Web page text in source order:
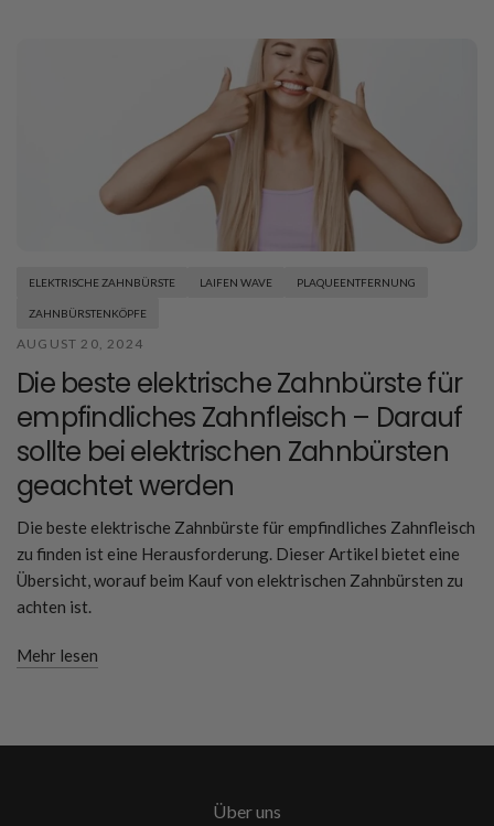
ELEKTRISCHE ZAHNBÜRSTE LAIFEN WAVE PLAQUEENTFERNUNG
ZAHNBÜRSTENKÖPFE
AUGUST 20, 2024
Die beste elektrische Zahnbürste für
empfindliches Zahnfleisch – Darauf
sollte bei elektrischen Zahnbürsten
geachtet werden
Die beste elektrische Zahnbürste für empfindliches Zahnfleisch
zu finden ist eine Herausforderung. Dieser Artikel bietet eine
Übersicht, worauf beim Kauf von elektrischen Zahnbürsten zu
achten ist.
Mehr lesen
Über uns